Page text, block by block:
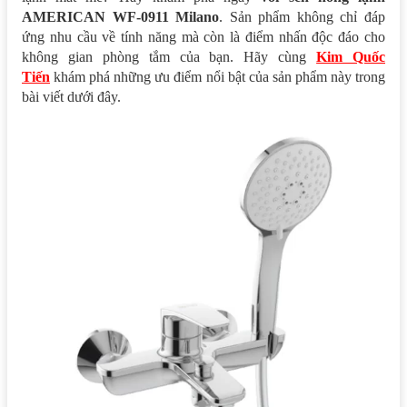
AMERICAN WF-0911 Milano. Sản phẩm không chỉ đáp
ứng nhu cầu về tính năng mà còn là điểm nhấn độc đáo cho
không gian phòng tắm của bạn. Hãy cùngKim Quốc
Tiến khám phá những ưu điểm nổi bật của sản phẩm này trong
bài viết dưới đây.